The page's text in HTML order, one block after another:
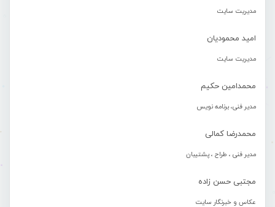
مدیریت سایت
امید محمودیان
مدیریت سایت
محمدامین حکیم
مدیر فنی، برنامه نویس
محمدرضا کمالی
مدیر فنی ، طراح ، پشتیبان
مجتبی حسن زاده
عکاس و خبرنگار سایت